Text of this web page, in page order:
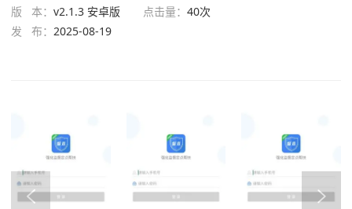
版 本： v2.1.3 安卓版 点击量： 40次
发 布： 2025-08-19